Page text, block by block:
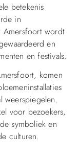
betekenis
in
Amersfoort wordt
en
en festivals.
komen
weerspiegelen.
voor bezoekers,
symboliek en
culturen.